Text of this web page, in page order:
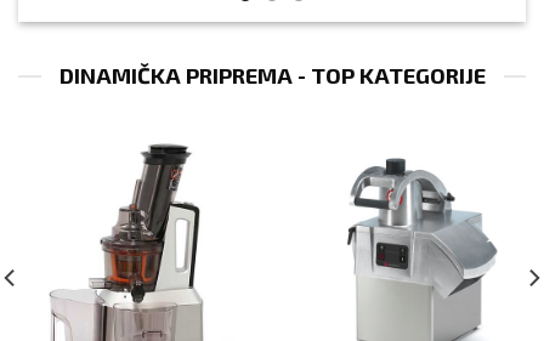
DINAMIČKA PRIPREMA - TOP KATEGORIJE